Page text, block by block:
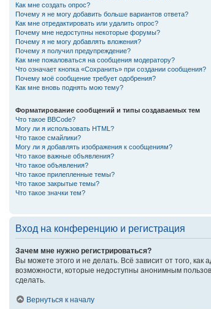
Как мне создать опрос?
Почему я не могу добавить больше вариантов ответа?
Как мне отредактировать или удалить опрос?
Почему мне недоступны некоторые форумы?
Почему я не могу добавлять вложения?
Почему я получил предупреждение?
Как мне пожаловаться на сообщения модератору?
Что означает кнопка «Сохранить» при создании сообщения?
Почему моё сообщение требует одобрения?
Как мне вновь поднять мою тему?
Форматирование сообщений и типы создаваемых тем
Что такое BBCode?
Могу ли я использовать HTML?
Что такое смайлики?
Могу ли я добавлять изображения к сообщениям?
Что такое важные объявления?
Что такое объявления?
Что такое прилепленные темы?
Что такое закрытые темы?
Что такое значки тем?
Вход на конференцию и регистрация
Зачем мне нужно регистрироваться?
Вы можете этого и не делать. Всё зависит от того,
возможности, которые недоступны анонимным
сделать.
Вернуться к началу